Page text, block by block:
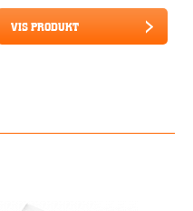
VIS PRODUKT